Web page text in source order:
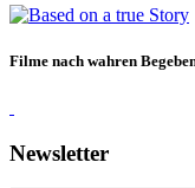
Filme nach wahren
Newsletter